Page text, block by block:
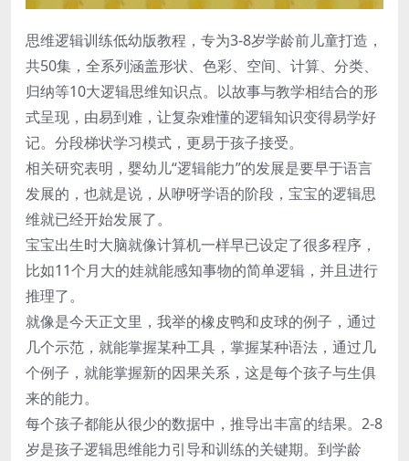
思维逻辑训练低幼版教程，专为3-8岁学龄前儿童打造，
共50集，全系列涵盖形状、色彩、空间、计算、分类、
归纳等10大逻辑思维知识点。以故事与教学相结合的形
式呈现，由易到难，让复杂难懂的逻辑知识变得易学好
记。分段梯状学习模式，更易于孩子接受。
相关研究表明，婴幼儿“逻辑能力”的发展是要早于语言
发展的，也就是说，从咿呀学语的阶段，宝宝的逻辑思
维就已经开始发展了。
宝宝出生时大脑就像计算机一样早已设定了很多程序，
比如11个月大的娃就能感知事物的简单逻辑，并且进行
推理了。
就像是今天正文里，我举的橡皮鸭和皮球的例子，通过
几个示范，就能掌握某种工具，掌握某种语法，通过几
个例子，就能掌握新的因果关系，这是每个孩子与生俱
来的能力。
每个孩子都能从很少的数据中，推导出丰富的结果。2-8
岁是孩子逻辑思维能力引导和训练的关键期。到学龄